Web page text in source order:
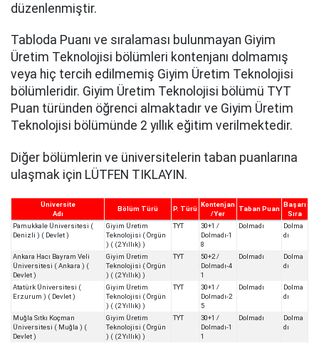
düzenlenmiştir.
Tabloda Puanı ve sıralaması bulunmayan Giyim
Üretim Teknolojisi bölümleri kontenjanı dolmamış
veya hiç tercih edilmemiş Giyim Üretim Teknolojisi
bölümleridir. Giyim Üretim Teknolojisi bölümü TYT
Puan türünden öğrenci almaktadır ve Giyim Üretim
Teknolojisi bölümünde 2 yıllık eğitim verilmektedir.
Diğer bölümlerin ve üniversitelerin taban puanlarına
ulaşmak için LÜTFEN TIKLAYIN.
Üniversite
Adı
Bölüm Türü P. Türü
Kontenjan
/Yer
Taban Puan
Başarı
Sıra
Pamukkale Üniversitesi (
Denizli ) ( Devlet )
Giyim Üretim
Teknolojisi ( Örgün
) ( (2 Yıllık) )
TYT
30+1 /
Dolmadı-1
8
Dolmadı
Dolma
dı
Ankara Hacı Bayram Veli
Üniversitesi ( Ankara ) (
Devlet )
Giyim Üretim
Teknolojisi ( Örgün
) ( (2 Yıllık) )
TYT
50+2 /
Dolmadı-4
1
Dolmadı
Dolma
dı
Atatürk Üniversitesi (
Erzurum ) ( Devlet )
Giyim Üretim
Teknolojisi ( Örgün
) ( (2 Yıllık) )
TYT
30+1 /
Dolmadı-2
5
Dolmadı
Dolma
dı
Muğla Sıtkı Koçman
Üniversitesi ( Muğla ) (
Devlet )
Giyim Üretim
Teknolojisi ( Örgün
) ( (2 Yıllık) )
TYT
30+1 /
Dolmadı-1
1
Dolmadı
Dolma
dı